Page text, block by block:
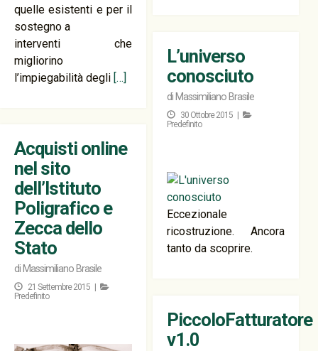
quelle esistenti e per il
sostegno a
interventi che
migliorino
l’impiegabilità degli […]
L’universo
conosciuto
di Massimiliano Brasile
30 Ottobre 2015 |
Predefinito
Eccezionale
ricostruzione. Ancora
tanto da scoprire.
Acquisti online
nel sito
dell’Istituto
Poligrafico e
Zecca dello
Stato
di Massimiliano Brasile
21 Settembre 2015 |
Predefinito
PiccoloFatturatore
v1.0